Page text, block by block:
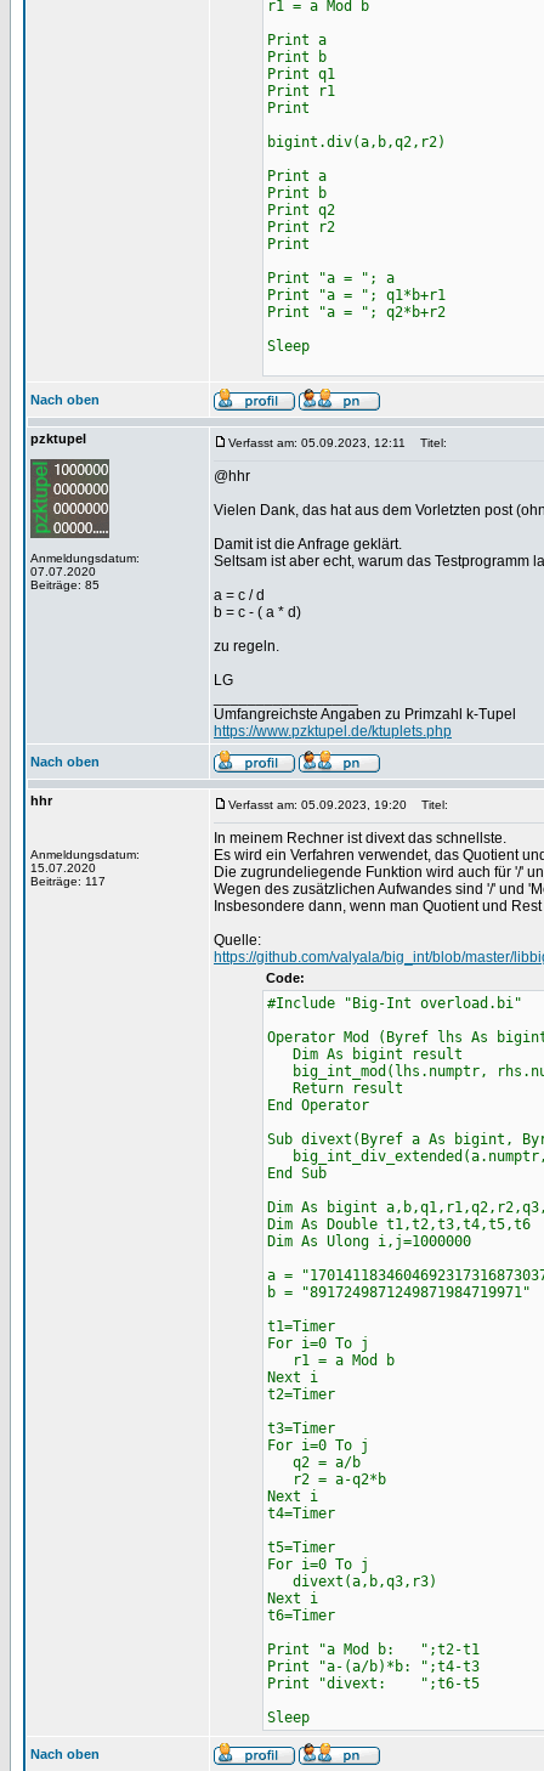
r1 = a Mod b
Print a
Print b
Print q1
Print r1
Print
bigint.div(a,b,q2,r2)
Print a
Print b
Print q2
Print r2
Print
Print "a = "; a
Print "a = "; q1*b+r1
Print "a = "; q2*b+r2
Sleep
Nach oben
pzktupel
Anmeldungsdatum:
07.07.2020
Beiträge: 85
Verfasst am: 05.09.2023, 12:11 Titel:
@hhr
Vielen Dank, das hat aus dem Vorletzten post
Damit ist die Anfrage geklärt.
Seltsam ist aber echt, warum das Testprogramm
a = c / d
b = c - ( a * d)
zu regeln.
LG
Umfangreichste Angaben zu Primzahl k-Tupel
https://www.pzktupel.de/ktuplets.php
Nach oben
hhr
Anmeldungsdatum:
15.07.2020
Beiträge: 117
Verfasst am: 05.09.2023, 19:20 Titel:
In meinem Rechner ist divext das schnellste.
Es wird ein Verfahren verwendet, das Quotient
Die zugrundeliegende Funktion wird auch für '/'
Wegen des zusätzlichen Aufwandes sind '/' und
Insbesondere dann, wenn man Quotient und
Quelle:
https://github.com/valyala/big_int/blob/master/
Code:
#Include "Big-Int overload.bi"
Operator Mod (Byref lhs As
Dim As bigint result
big_int_mod(lhs.numptr,
Return result
End Operator
Sub divext(Byref a As bigint,
End Sub
Dim As bigint
Dim As Double t1,t2,t3,t4,t5,t6
Dim As Ulong i,j=1000000
a =
b = "8917249871249871984719971"
t1=Timer
For i=0 To j
r1 = a Mod b
Next i
t2=Timer
t3=Timer
For i=0 To j
q2 = a/b
r2 = a-q2*b
Next i
t4=Timer
t5=Timer
For i=0 To j
divext(a,b,q3,r3)
Next i
t6=Timer
Print "a Mod b: ";t2-t1
Print "a-(a/b)*b: ";t4-t3
Print "divext: ";t6-t5
Sleep
Nach oben